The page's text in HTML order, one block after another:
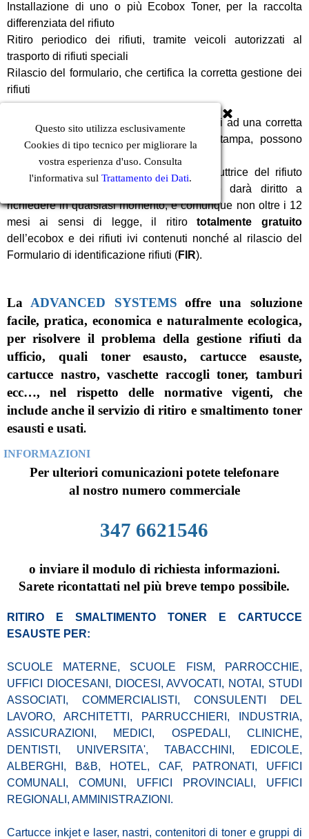
Questo sito utilizza esclusivamente
Cookies di tipo tecnico per migliorare la
vostra esperienza d'uso. Consulta
l'informativa sul Trattamento dei Dati.
Installazione di uno o più Ecobox Toner, per la raccolta
differenziata del rifiuto
Ritiro periodico dei rifiuti, tramite veicoli autorizzati al
trasporto di rifiuti speciali
Rilascio del formulario, che certifica la corretta gestione dei
rifiuti
Tutte le aziende o professionisti, interessati ad una corretta
gestione del rifiuto da consumabili di stampa, possono
acquistare gli ECOBOX.
All’acquisto dell’ECOBOX, l’azienda produttrice del rifiuto
riceverà un Coupon personalizzato che darà diritto a
richiedere in qualsiasi momento, e comunque non oltre i 12
mesi ai sensi di legge, il ritirototalmente gratuito
dell’ecobox e dei rifiuti ivi contenuti nonché al rilascio del
Formulario di identificazione rifiuti (FIR).
La ADVANCED SYSTEMS offre una soluzione
facile, pratica, economica e naturalmente ecologica,
per risolvere il problema della gestione rifiuti da
ufficio, quali toner esausto, cartucce esauste,
cartucce nastro, vaschette raccogli toner, tamburi
ecc…, nel rispetto delle normative vigenti, che
include anche il servizio di ritiro e smaltimento toner
esausti e usati.
INFORMAZIONI
Per ulteriori comunicazioni potete telefonare
al nostro numero commerciale
347 6621546
o inviare il modulo di richiesta informazioni.
Sarete ricontattati nel più breve tempo possibile.
RITIRO E SMALTIMENTO TONER E CARTUCCE
ESAUSTE PER:
SCUOLE MATERNE, SCUOLE FISM, PARROCCHIE,
UFFICI DIOCESANI, DIOCESI, AVVOCATI, NOTAI, STUDI
ASSOCIATI, COMMERCIALISTI, CONSULENTI DEL
LAVORO, ARCHITETTI, PARRUCCHIERI, INDUSTRIA,
ASSICURAZIONI, MEDICI, OSPEDALI, CLINICHE,
DENTISTI, UNIVERSITA', TABACCHINI, EDICOLE,
ALBERGHI, B&B, HOTEL, CAF, PATRONATI, UFFICI
COMUNALI, COMUNI, UFFICI PROVINCIALI, UFFICI
REGIONALI, AMMINISTRAZIONI.
Cartucce inkjet e laser, nastri, contenitori di toner e gruppi di